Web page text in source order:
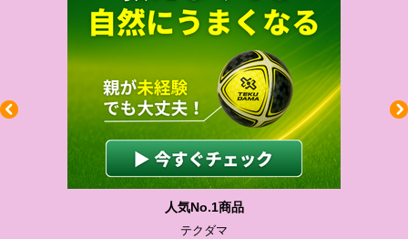
わかりやすい質問に沿って書ける
サカイクサッカーノート